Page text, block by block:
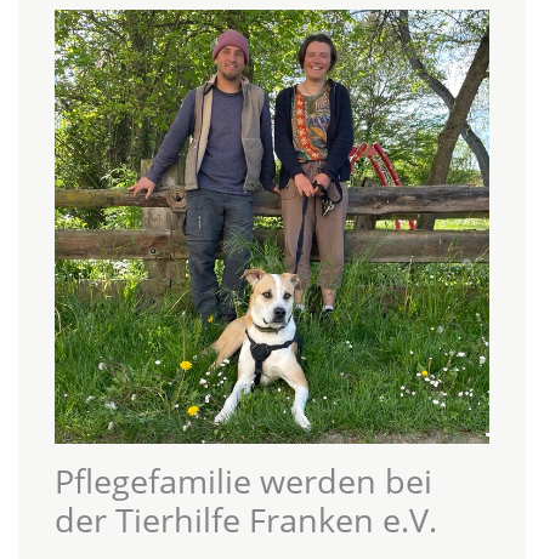
Pflegefamilie werden bei
der Tierhilfe Franken e.V.